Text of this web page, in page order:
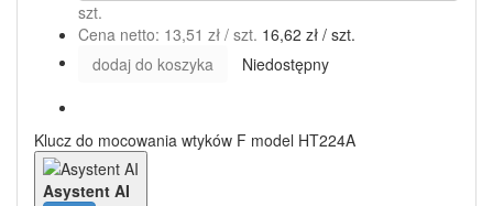
szt.
Cena netto: 13,51 zł / szt. 16,62 zł / szt.
dodaj do koszyka
Niedostępny
Klucz do mocowania wtyków F model HT224A
Asystent AI